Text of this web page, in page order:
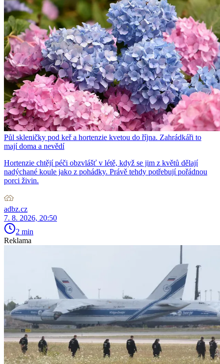
Půl skleničky pod keř a hortenzie kvetou do října. Zahrádkáři to
mají doma a nevědí
Hortenzie chtějí péči obzvlášť v létě, když se jim z květů dělají
nadýchané koule jako z pohádky. Právě tehdy potřebují pořádnou
porci živin.
adbz.cz
7. 8. 2026, 20:50
2 min
Reklama